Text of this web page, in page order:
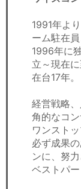
1991年よ
ーム駐在員
1996年に
立～現在に
在台17年。
経営戦略
角的なコ
ワンスト
必ず成果
ンに、努
ベストパー